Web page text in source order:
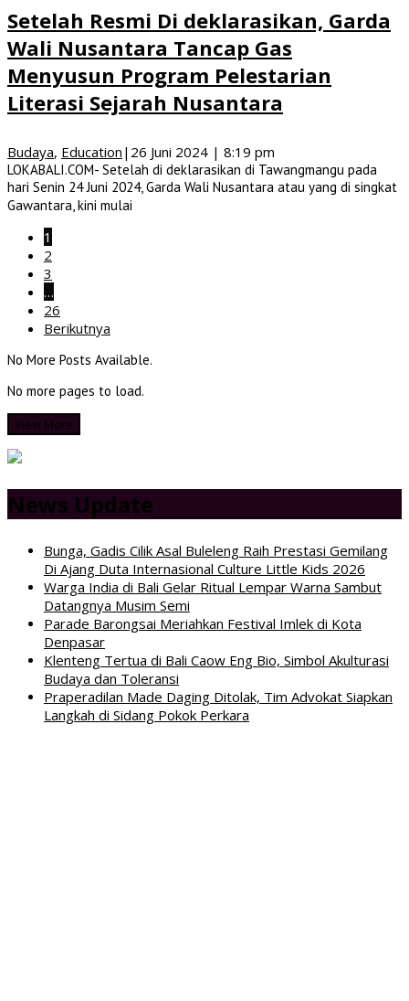
Setelah Resmi Di deklarasikan, Garda
Wali Nusantara Tancap Gas
Menyusun Program Pelestarian
Literasi Sejarah Nusantara
Budaya, Education | 26 Juni 2024 | 8:19 pm
LOKABALI.COM- Setelah di deklarasikan di Tawangmangu pada
hari Senin 24 Juni 2024, Garda Wali Nusantara atau yang di singkat
Gawantara, kini mulai
1
2
3
…
26
Berikutnya
No More Posts Available.
No more pages to load.
View More
News Update
Bunga, Gadis Cilik Asal Buleleng Raih Prestasi Gemilang
Di Ajang Duta Internasional Culture Little Kids 2026
Warga India di Bali Gelar Ritual Lempar Warna Sambut
Datangnya Musim Semi
Parade Barongsai Meriahkan Festival Imlek di Kota
Denpasar
Klenteng Tertua di Bali Caow Eng Bio, Simbol Akulturasi
Budaya dan Toleransi
Praperadilan Made Daging Ditolak, Tim Advokat Siapkan
Langkah di Sidang Pokok Perkara